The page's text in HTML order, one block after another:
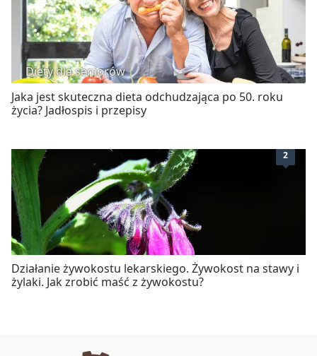
Diety dla seniorów
Jaka jest skuteczna dieta odchudzająca po 50. roku
życia? Jadłospis i przepisy
2
Działanie żywokostu lekarskiego. Żywokost na stawy i
żylaki. Jak zrobić maść z żywokostu?